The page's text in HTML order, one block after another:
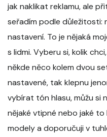
jak naklikat reklamu, ale
seřadím podle důležitosti:
nastavení. To je nějaká
s lidmi. Vyberu si, kolik
někde něco kolem dvou
nastavené, tak klepnu
vybírat tón hlasu, můžu si
nějaké vtipné nebo jaké
modely a doporučuji v